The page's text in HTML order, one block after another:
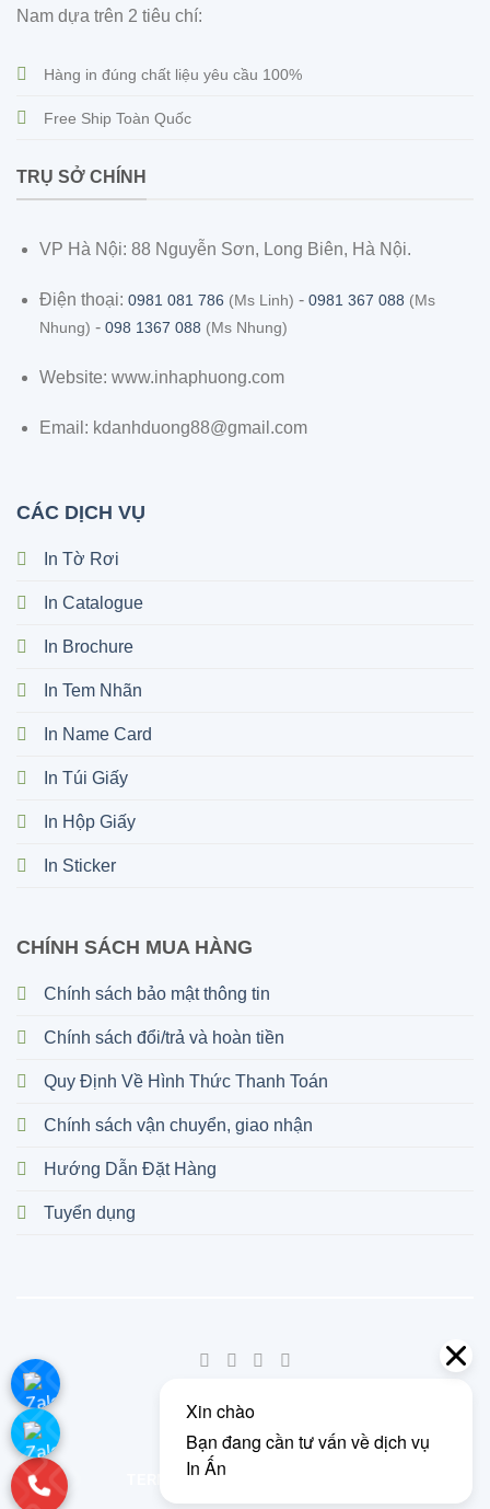
Nam dựa trên 2 tiêu chí:
Hàng in đúng chất liệu yêu cầu 100%
Free Ship Toàn Quốc
TRỤ SỞ CHÍNH
VP Hà Nội: 88 Nguyễn Sơn, Long Biên, Hà Nội.
Điện thoại: 0981 081 786 (Ms Linh) - 0981 367 088 (Ms
Nhung) - 098 1367 088 (Ms Nhung)
Website: www.inhaphuong.com
Email: kdanhduong88@gmail.com
CÁC DỊCH VỤ
In Tờ Rơi
In Catalogue
In Brochure
In Tem Nhãn
In Name Card
In Túi Giấy
In Hộp Giấy
In Sticker
CHÍNH SÁCH MUA HÀNG
Chính sách bảo mật thông tin
Chính sách đổi/trả và hoàn tiền
Quy Định Về Hình Thức Thanh Toán
Chính sách vận chuyển, giao nhận
Hướng Dẫn Đặt Hàng
Tuyển dụng
PRIVACY